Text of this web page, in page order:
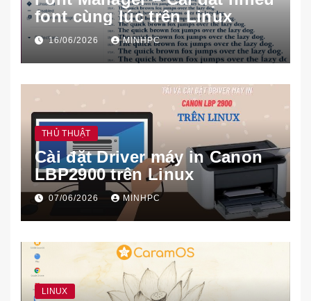
font cùng lúc trên Linux
16/06/2026 MINHPC
THỦ THUẬT
Cài đặt Driver máy in Canon
LBP2900 trên Linux
07/06/2026 MINHPC
LINUX